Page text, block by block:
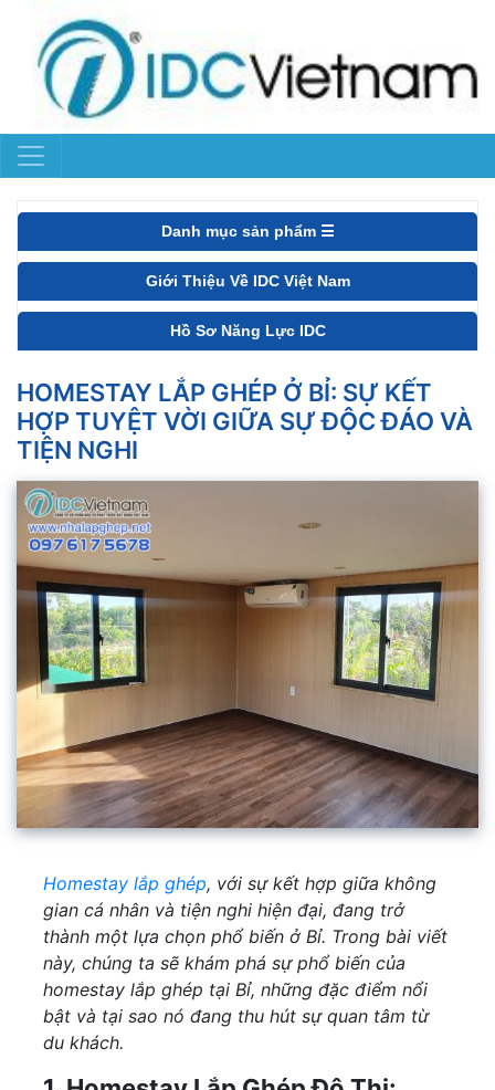
Danh mục sản phẩm ☰
Giới Thiệu Về IDC Việt Nam
Hồ Sơ Năng Lực IDC
HOMESTAY LẮP GHÉP Ở BỈ: SỰ KẾT
HỢP TUYỆT VỜI GIỮA SỰ ĐỘC ĐÁO VÀ
TIỆN NGHI
Homestay lắp ghép, với sự kết hợp giữa không
gian cá nhân và tiện nghi hiện đại, đang trở
thành một lựa chọn phổ biến ở Bỉ. Trong bài viết
này, chúng ta sẽ khám phá sự phổ biến của
homestay lắp ghép tại Bỉ, những đặc điểm nổi
bật và tại sao nó đang thu hút sự quan tâm từ
du khách.